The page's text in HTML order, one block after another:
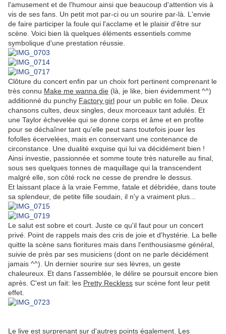
l'amusement et de l'humour ainsi que beaucoup d'attention vis à
vis de ses fans. Un petit mot par-ci ou un sourire par-là. L'envie
de faire participer la foule qui l'acclame et le plaisir d'être sur
scène. Voici bien là quelques éléments essentiels comme
symbolique d'une prestation réussie.
Clôture du concert enfin par un choix fort pertinent comprenant le
très connu Make me wanna die (là, je like, bien évidemment ^^)
additionné du punchy Factory girl pour un public en folie. Deux
chansons cultes, deux singles, deux morceaux tant adulés. Et
une Taylor échevelée qui se donne corps et âme et en profite
pour se déchaîner tant qu'elle peut sans toutefois jouer les
fofolles écervelées, mais en conservant une contenance de
circonstance. Une dualité exquise qui lui va décidément bien !
Ainsi investie, passionnée et somme toute très naturelle au final,
sous ses quelques tonnes de maquillage qui la transcendent
malgré elle, son côté rock ne cesse de prendre le dessus.
Et laissant place à la vraie Femme, fatale et débridée, dans toute
sa splendeur, de petite fille soudain, il n'y a vraiment plus...
Le salut est sobre et court. Juste ce qu'il faut pour un concert
privé. Point de rappels mais des cris de joie et d'hystérie. La belle
quitte la scène sans fioritures mais dans l'enthousiasme général,
suivie de près par ses musiciens (dont on ne parle décidément
jamais ^^). Un dernier sourire sur ses lèvres, un geste
chaleureux. Et dans l'assemblée, le délire se poursuit encore bien
après. C'est un fait: les Pretty Reckless sur scène font leur petit
effet.
Le live est surprenant sur d'autres points également. Les